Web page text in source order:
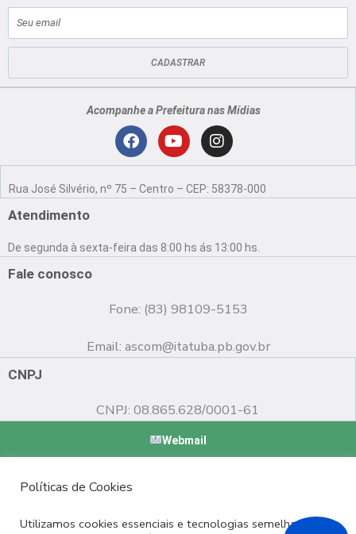
mail
CADASTRAR
Acompanhe a Prefeitura nas Mídias
F
c
o
o
Y
u
b
e
I
n
s
g
r
Rua José Silvério, nº 75 – Centro – CEP: 58378-000
Atendimento
De segunda à sexta-feira das 8:00 hs ás 13:00 hs.
Fale conosco
Fone: (83) 98109-5153
Email: ascom@itatuba.pb.gov.br
CNPJ
CNPJ: 08.865.628/0001-61
Webmail
Políticas de Cookies
Utilizamos cookies essenciais e tecnologias semelhantes de